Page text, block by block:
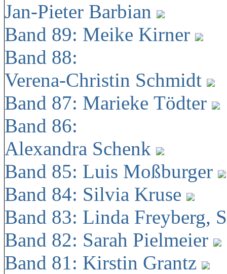
Jan-Pieter Barbian
Band 89: Meike Kirner
Band 88:
Verena-Christin Schmidt
Band 87: Marieke Tödter
Band 86:
Alexandra Schenk
Band 85: Luis Moßburger
Band 84: Silvia Kruse
Band 83: Linda Freyberg,
Band 82: Sarah Pielmeier
Band 81: Kirstin Grantz